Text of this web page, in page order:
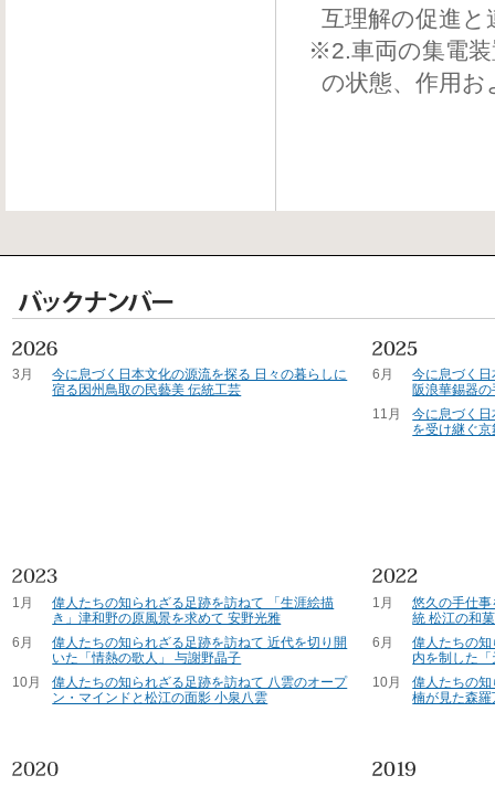
互理解の促進と
※2.車両の集電装
の状態、作用
3月
今に息づく日本文化の源流を探る 日々の暮らしに
宿る因州鳥取の民藝美 伝統工芸
6月
今に息づく
阪浪華錫器
11月
今に息づく
を受け継ぐ
1月
偉人たちの知られざる足跡を訪ねて 「生涯絵描
き」津和野の原風景を求めて 安野光雅
6月
偉人たちの知られざる足跡を訪ねて 近代を切り開
いた「情熱の歌人」 与謝野晶子
10月
偉人たちの知られざる足跡を訪ねて 八雲のオープ
ン・マインドと松江の面影 小泉八雲
1月
悠久の手仕
統 松江の和
6月
偉人たちの
内を制した
10月
偉人たちの
楠が見た森